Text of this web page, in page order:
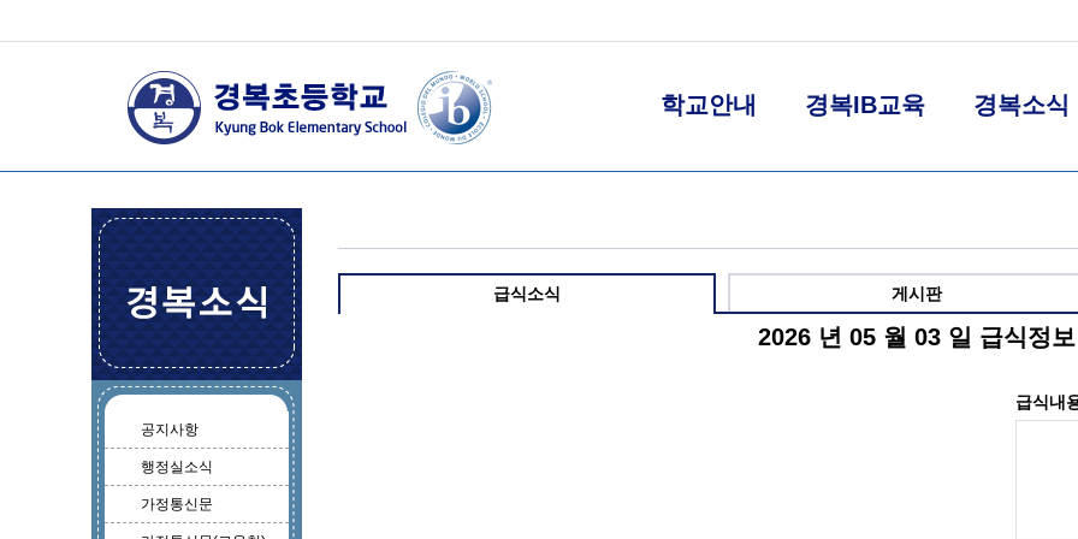
학교안내 경복IB교육 경복소식
공지사항
행정실소식
가정통신문
급식소식 게시판
2026 년 05 월 03 일 급식정보
급식내